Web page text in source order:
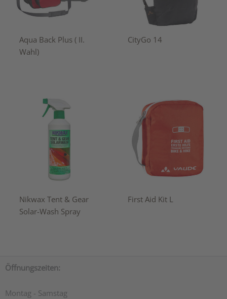
Aqua Back Plus ( II.
Wahl)
CityGo 14
Nikwax Tent & Gear
Solar-Wash Spray
First Aid Kit L
Öffnungszeiten:
Montag - Samstag